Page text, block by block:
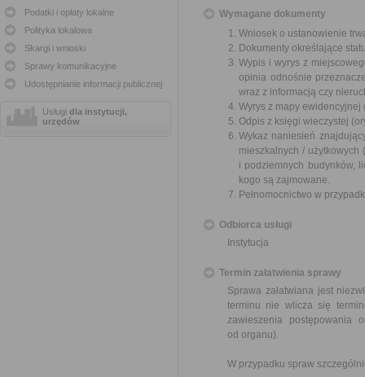
Podatki i opłaty lokalne
Polityka lokalowa
Skargi i wnioski
Sprawy komunikacyjne
Udostępnianie informacji publicznej
Usługi dla instytucji,
urzędów
Wymagane dokumenty
Wniosek o ustanowienie
Dokumenty określające
Wypis i wyrys z
opinia odnośnie
wraz z informacją czy
Wyrys z mapy ewidencyjnej
Odpis z księgi wieczystej
Wykaz naniesień
mieszkalnych /
i podziemnych budynków,
kogo są zajmowane.
Pełnomocnictwo w
Odbiorca usługi
Instytucja
Termin załatwienia sprawy
Sprawa załatwiana jest
terminu nie wlicza się
zawieszenia postępowania
od organu).
W przypadku spraw